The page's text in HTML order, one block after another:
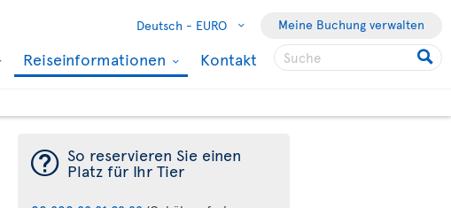
Deutsch - EURO Meine Buchung verwalten
Reiseinformationen Kontakt
¯ So reservieren Sie einen
Platz für Ihr Tier